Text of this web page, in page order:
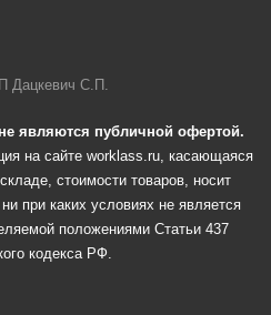
Дацкевич С.П.
являются публичной офертой.
на сайте worklass.ru, касающаяся
стоимости товаров, носит
при каких условиях не является
положениями Статьи 437
кодекса РФ.